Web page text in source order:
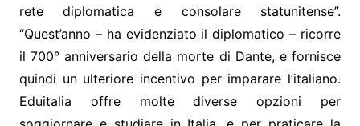
rete diplomatica e consolare statunitense”.
“Quest’anno – ha evidenziato il diplomatico – ricorre
il 700° anniversario della morte di Dante, e fornisce
quindi un ulteriore incentivo per imparare l’italiano.
Eduitalia offre molte diverse opzioni per